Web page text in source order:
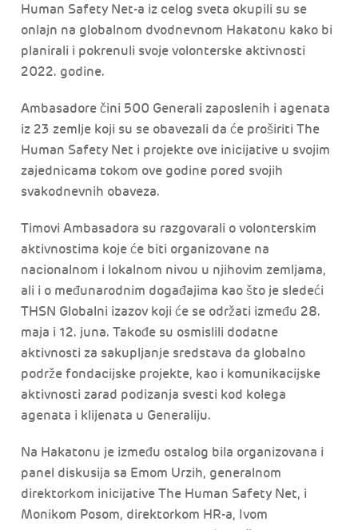
Human Safety Net-a iz celog sveta okupili su se
onlajn na globalnom dvodnevnom Hakatonu kako bi
planirali i pokrenuli svoje volonterske aktivnosti
2022. godine.
Ambasadore čini 500 Generali zaposlenih i agenata
iz 23 zemlje koji su se obavezali da će proširiti The
Human Safety Net i projekte ove inicijative u svojim
zajednicama tokom ove godine pored svojih
svakodnevnih obaveza.
Timovi Ambasadora su razgovarali o volonterskim
aktivnostima koje će biti organizovane na
nacionalnom i lokalnom nivou u njihovim zemljama,
ali i o međunarodnim događajima kao što je sledeći
THSN Globalni izazov koji će se održati između 28.
maja i 12. juna. Takođe su osmislili dodatne
aktivnosti za sakupljanje sredstava da globalno
podrže fondacijske projekte, kao i komunikacijske
aktivnosti zarad podizanja svesti kod kolega
agenata i klijenata u Generaliju.
Na Hakatonu je između ostalog bila organizovana i
panel diskusija sa Emom Urzih, generalnom
direktorkom inicijative The Human Safety Net, i
Monikom Posom, direktorkom HR-a, Ivom